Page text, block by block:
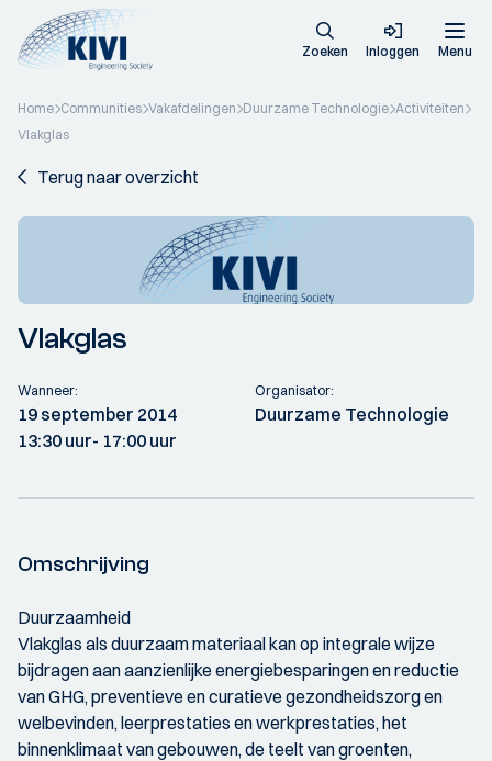
Zoeken Inloggen Menu
Home Communities Vakafdelingen Duurzame Technologie Activiteiten
Vlakglas
Terug naar overzicht
Vlakglas
Wanneer:
19 september 2014
13:30 uur- 17:00 uur
Organisator:
Duurzame Technologie
Omschrijving
Duurzaamheid
Vlakglas als duurzaam materiaal kan op integrale wijze
bijdragen aan aanzienlijke energiebesparingen en reductie
van GHG, preventieve en curatieve gezondheidszorg en
welbevinden, leerprestaties en werkprestaties, het
binnenklimaat van gebouwen, de teelt van groenten,